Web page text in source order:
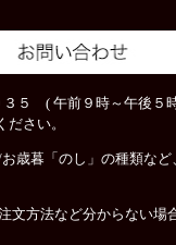
３５ ( 午前９時～午後５
さい。
お歳暮「のし」の種類な
文方法など分からない場